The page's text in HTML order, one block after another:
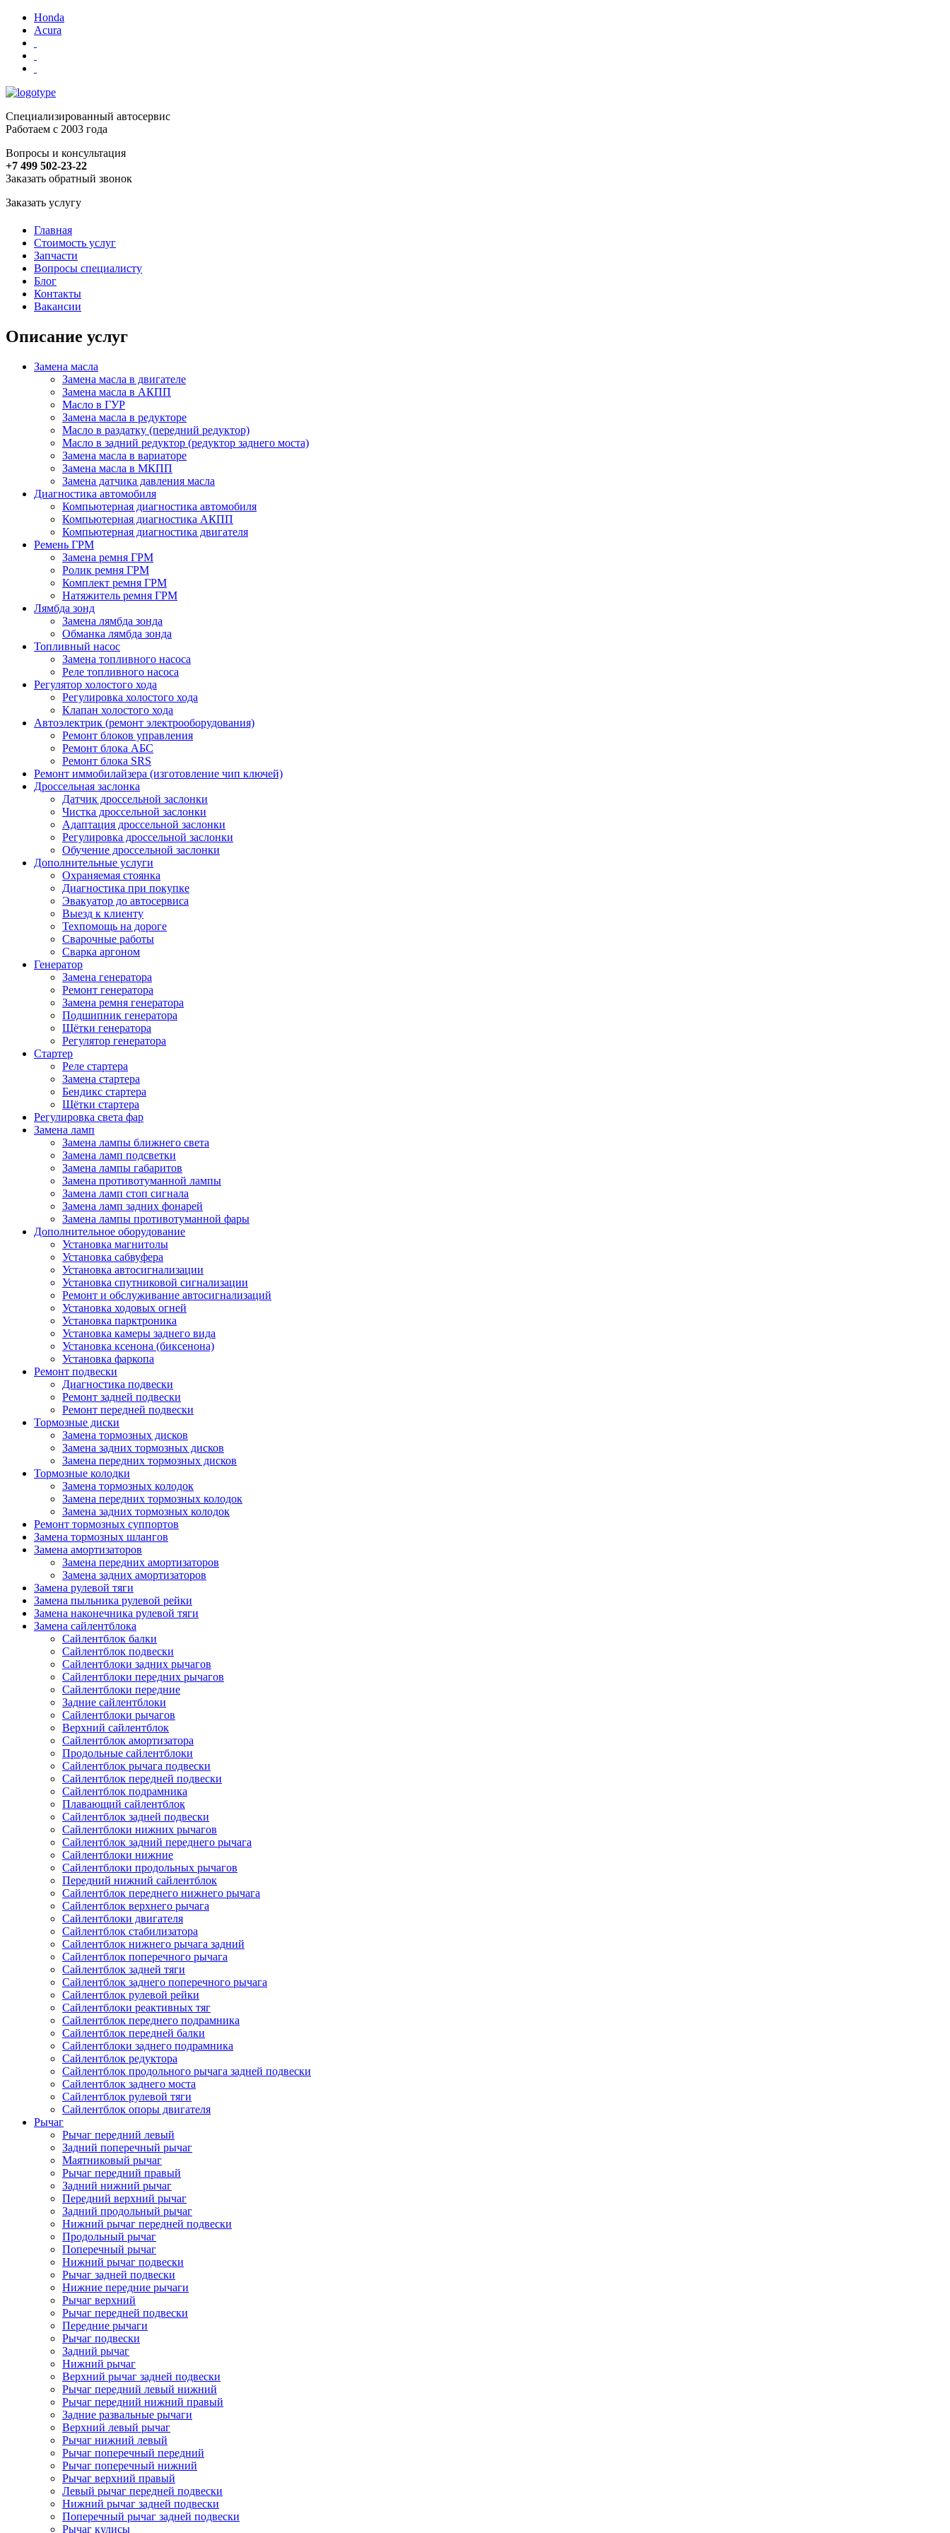
Honda
Acura
Специализированный автосервис
Работаем с 2003 года
Вопросы и консультация
+7 499 502-23-22
Заказать обратный звонок
Заказать услугу
Главная
Стоимость услуг
Запчасти
Вопросы специалисту
Блог
Контакты
Вакансии
Описание услуг
Замена масла
Замена масла в двигателе
Замена масла в АКПП
Масло в ГУР
Замена масла в редукторе
Масло в раздатку (передний редуктор)
Масло в задний редуктор (редуктор заднего моста)
Замена масла в вариаторе
Замена масла в МКПП
Замена датчика давления масла
Диагностика автомобиля
Компьютерная диагностика автомобиля
Компьютерная диагностика АКПП
Компьютерная диагностика двигателя
Ремень ГРМ
Замена ремня ГРМ
Ролик ремня ГРМ
Комплект ремня ГРМ
Натяжитель ремня ГРМ
Лямбда зонд
Замена лямбда зонда
Обманка лямбда зонда
Топливный насос
Замена топливного насоса
Реле топливного насоса
Регулятор холостого хода
Регулировка холостого хода
Клапан холостого хода
Автоэлектрик (ремонт электрооборудования)
Ремонт блоков управления
Ремонт блока АБС
Ремонт блока SRS
Ремонт иммобилайзера (изготовление чип ключей)
Дроссельная заслонка
Датчик дроссельной заслонки
Чистка дроссельной заслонки
Адаптация дроссельной заслонки
Регулировка дроссельной заслонки
Обучение дроссельной заслонки
Дополнительные услуги
Охраняемая стоянка
Диагностика при покупке
Эвакуатор до автосервиса
Выезд к клиенту
Техпомощь на дороге
Сварочные работы
Сварка аргоном
Генератор
Замена генератора
Ремонт генератора
Замена ремня генератора
Подшипник генератора
Щётки генератора
Регулятор генератора
Стартер
Реле стартера
Замена стартера
Бендикс стартера
Щётки стартера
Регулировка света фар
Замена ламп
Замена лампы ближнего света
Замена ламп подсветки
Замена лампы габаритов
Замена противотуманной лампы
Замена ламп стоп сигнала
Замена ламп задних фонарей
Замена лампы противотуманной фары
Дополнительное оборудование
Установка магнитолы
Установка сабвуфера
Установка автосигнализации
Установка спутниковой сигнализации
Ремонт и обслуживание автосигнализаций
Установка ходовых огней
Установка парктроника
Установка камеры заднего вида
Установка ксенона (биксенона)
Установка фаркопа
Ремонт подвески
Диагностика подвески
Ремонт задней подвески
Ремонт передней подвески
Тормозные диски
Замена тормозных дисков
Замена задних тормозных дисков
Замена передних тормозных дисков
Тормозные колодки
Замена тормозных колодок
Замена передних тормозных колодок
Замена задних тормозных колодок
Ремонт тормозных суппортов
Замена тормозных шлангов
Замена амортизаторов
Замена передних амортизаторов
Замена задних амортизаторов
Замена рулевой тяги
Замена пыльника рулевой рейки
Замена наконечника рулевой тяги
Замена сайлентблока
Сайлентблок балки
Сайлентблок подвески
Сайлентблоки задних рычагов
Сайлентблоки передних рычагов
Сайлентблоки передние
Задние сайлентблоки
Сайлентблоки рычагов
Верхний сайлентблок
Сайлентблок амортизатора
Продольные сайлентблоки
Сайлентблок рычага подвески
Сайлентблок передней подвески
Сайлентблок подрамника
Плавающий сайлентблок
Сайлентблок задней подвески
Сайлентблоки нижних рычагов
Сайлентблок задний переднего рычага
Сайлентблоки нижние
Сайлентблоки продольных рычагов
Передний нижний сайлентблок
Сайлентблок переднего нижнего рычага
Сайлентблок верхнего рычага
Сайлентблоки двигателя
Сайлентблок стабилизатора
Сайлентблок нижнего рычага задний
Сайлентблок поперечного рычага
Сайлентблок задней тяги
Сайлентблок заднего поперечного рычага
Сайлентблок рулевой рейки
Сайлентблоки реактивных тяг
Сайлентблок переднего подрамника
Сайлентблок передней балки
Сайлентблоки заднего подрамника
Сайлентблок редуктора
Сайлентблок продольного рычага задней подвески
Сайлентблок заднего моста
Сайлентблок рулевой тяги
Сайлентблок опоры двигателя
Рычаг
Рычаг передний левый
Задний поперечный рычаг
Маятниковый рычаг
Рычаг передний правый
Задний нижний рычаг
Передний верхний рычаг
Задний продольный рычаг
Нижний рычаг передней подвески
Продольный рычаг
Поперечный рычаг
Нижний рычаг подвески
Рычаг задней подвески
Нижние передние рычаги
Рычаг верхний
Рычаг передней подвески
Передние рычаги
Рычаг подвески
Задний рычаг
Нижний рычаг
Верхний рычаг задней подвески
Рычаг передний левый нижний
Рычаг передний нижний правый
Задние развальные рычаги
Верхний левый рычаг
Рычаг нижний левый
Рычаг поперечный передний
Рычаг поперечный нижний
Рычаг верхний правый
Левый рычаг передней подвески
Нижний рычаг задней подвески
Поперечный рычаг задней подвески
Рычаг кулисы